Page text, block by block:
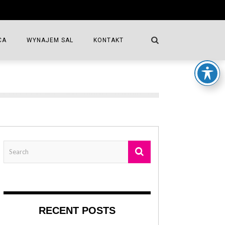
WYNAJEM SAL
WYNAJEM SALI LUSTRZANEJ
KONTAKT
RECENT POSTS